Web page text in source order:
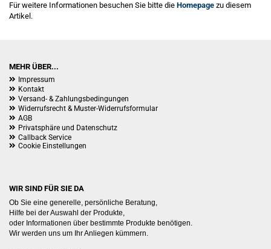
Für weitere Informationen besuchen Sie bitte die Homepage zu diesem
Artikel.
MEHR ÜBER...
Impressum
Kontakt
Versand- & Zahlungsbedingungen
Widerrufsrecht & Muster-Widerrufsformular
AGB
Privatsphäre und Datenschutz
Callback Service
Cookie Einstellungen
WIR SIND FÜR SIE DA
Ob Sie eine generelle, persönliche Beratung,
Hilfe bei der Auswahl der Produkte,
oder Informationen über bestimmte Produkte benötigen.
Wir werden uns um Ihr Anliegen kümmern.